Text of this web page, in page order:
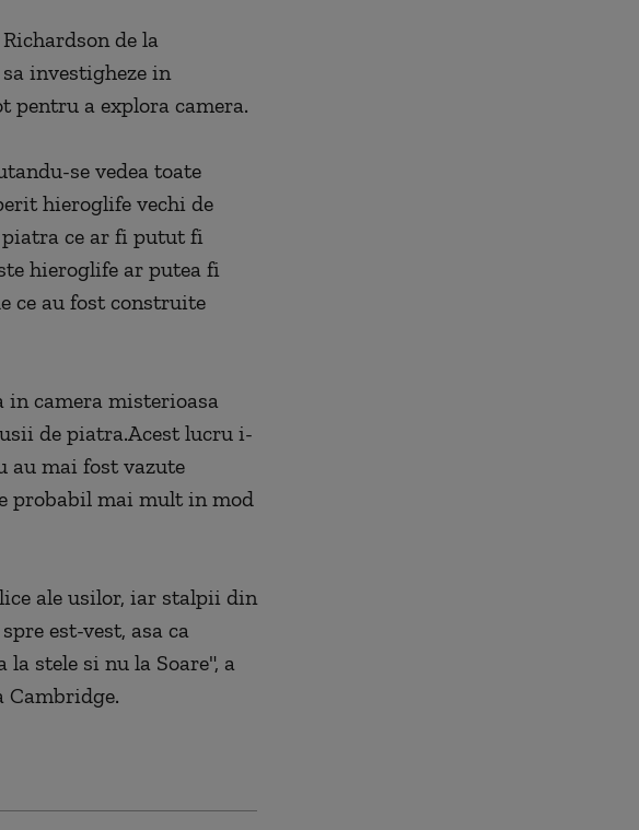
de la
investigheze in
pentru a explora camera.
se vedea toate
hieroglife vechi de
ce ar fi putut fi
hieroglife ar putea fi
ce au fost construite
in camera misterioasa
de piatra.Acest lucru i-
au mai fost vazute
probabil mai mult in mod
ale usilor, iar stalpii din
est-vest, asa ca
stele si nu la Soare", a
Cambridge.